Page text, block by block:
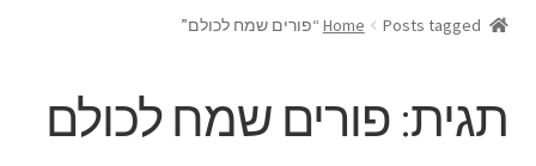
תפריט
הילד
ידע כללי
הרחב
Home Posts tagged “פורים שמח לכולם”
תגית: פורים שמח לכולם